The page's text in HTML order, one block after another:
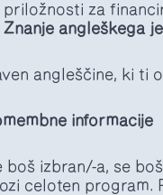
priložnosti za
Znanje angleškega
angleščine, ki ti
informacije
boš izbran/-a, se
celoten program.